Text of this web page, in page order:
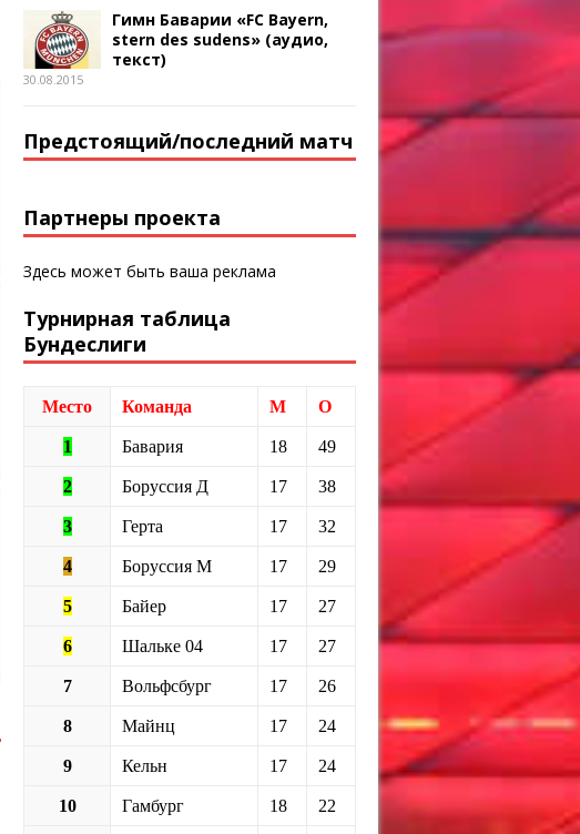
Гимн Баварии «FC Bayern,
stern des sudens» (аудио,
текст)
30.08.2015
Предстоящий/последний матч
Партнеры проекта
Здесь может быть ваша реклама
Турнирная таблица
Бундеслиги
Место Команда М О
1 Бавария 18 49
2 Боруссия Д 17 38
3 Герта 17 32
4 Боруссия М 17 29
5 Байер 17 27
6 Шальке 04 17 27
7 Вольфсбург 17 26
8 Майнц 17 24
9 Кельн 17 24
10 Гамбург 18 22